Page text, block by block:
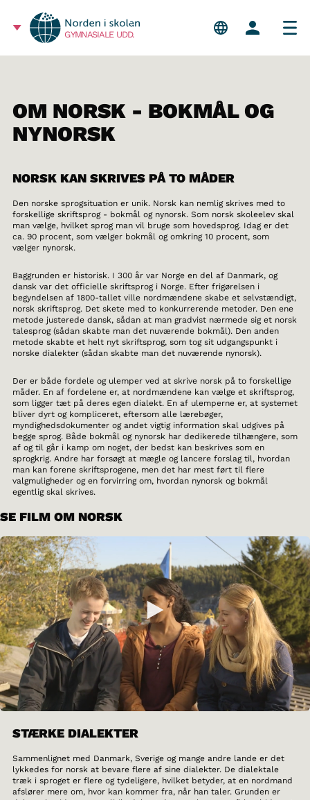
GYMNASIALE UDD.
OM NORSK - BOKMÅL OG
NYNORSK
NORSK KAN SKRIVES PÅ TO MÅDER
Den norske sprogsituation er unik. Norsk kan nemlig skrives med to
forskellige skriftsprog - bokmål og nynorsk. Som norsk skoleelev skal
man vælge, hvilket sprog man vil bruge som hovedsprog. Idag er det
ca. 90 procent, som vælger bokmål og omkring 10 procent, som
vælger nynorsk.
Baggrunden er historisk. I 300 år var Norge en del af Danmark, og
dansk var det officielle skriftsprog i Norge. Efter frigørelsen i
begyndelsen af 1800-tallet ville nordmændene skabe et selvstændigt,
norsk skriftsprog. Det skete med to konkurrerende metoder. Den ene
metode justerede dansk, sådan at man gradvist nærmede sig et norsk
talesprog (sådan skabte man det nuværende bokmål). Den anden
metode skabte et helt nyt skriftsprog, som tog sit udgangspunkt i
norske dialekter (sådan skabte man det nuværende nynorsk).
Der er både fordele og ulemper ved at skrive norsk på to forskellige
måder. En af fordelene er, at nordmændene kan vælge et skriftsprog,
som ligger tæt på deres egen dialekt. En af ulemperne er, at systemet
bliver dyrt og kompliceret, eftersom alle lærebøger,
myndighedsdokumenter og andet vigtig information skal udgives på
begge sprog. Både bokmål og nynorsk har dedikerede tilhængere, som
af og til går i kamp om noget, der bedst kan beskrives som en
sprogkrig. Andre har forsøgt at mægle og lancere forslag til, hvordan
man kan forene skriftsprogene, men det har mest ført til flere
valgmuligheder og en forvirring om, hvordan nynorsk og bokmål
egentlig skal skrives.
SE FILM OM NORSK
STÆRKE DIALEKTER
Sammenlignet med Danmark, Sverige og mange andre lande er det
lykkedes for norsk at bevare flere af sine dialekter. De dialektale
træk i sproget er flere og tydeligere, hvilket betyder, at en nordmand
afslører mere om, hvor kan kommer fra, når han taler. Grunden er